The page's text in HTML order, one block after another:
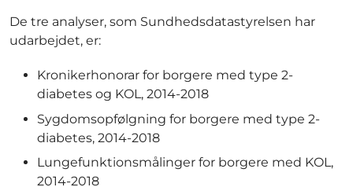
De tre analyser, som Sundhedsdatastyrelsen har
udarbejdet, er:
Kronikerhonorar for borgere med type 2-
diabetes og KOL, 2014-2018
Sygdomsopfølgning for borgere med type 2-
diabetes, 2014-2018
Lungefunktionsmålinger for borgere med KOL,
2014-2018